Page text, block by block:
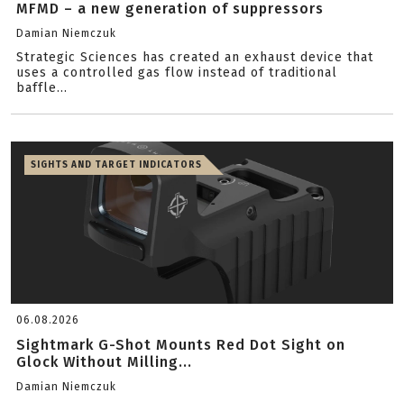
MFMD – a new generation of suppressors
Damian Niemczuk
Strategic Sciences has created an exhaust device that
uses a controlled gas flow instead of traditional
baffle...
SIGHTS AND TARGET INDICATORS
06.08.2026
Sightmark G-Shot Mounts Red Dot Sight on
Glock Without Milling...
Damian Niemczuk